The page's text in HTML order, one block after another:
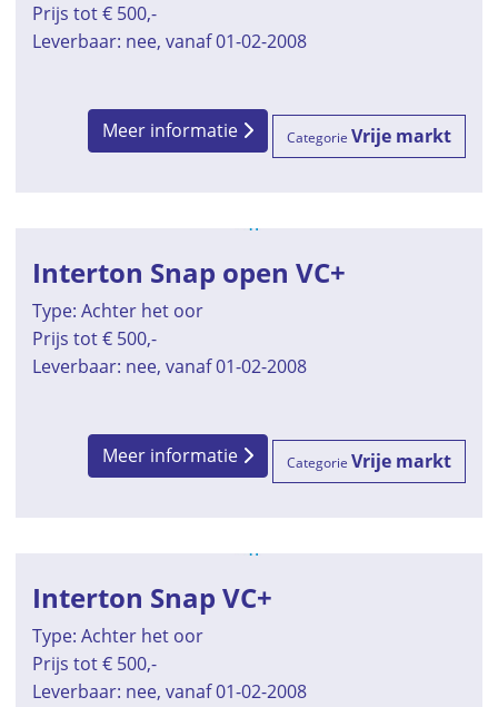
Prijs tot € 500,-
Leverbaar: nee, vanaf 01-02-2008
Meer informatie Categorie Vrije markt
Interton Snap open VC+
Type: Achter het oor
Prijs tot € 500,-
Leverbaar: nee, vanaf 01-02-2008
Meer informatie Categorie Vrije markt
Interton Snap VC+
Type: Achter het oor
Prijs tot € 500,-
Leverbaar: nee, vanaf 01-02-2008